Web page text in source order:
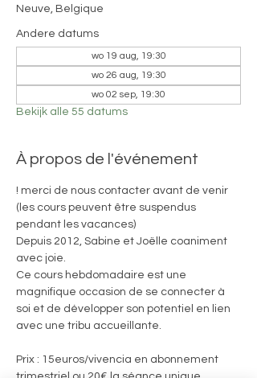
Neuve, Belgique
Andere datums
wo 19 aug, 19:30
wo 26 aug, 19:30
wo 02 sep, 19:30
Bekijk alle 55 datums
À propos de l'événement
! merci de nous contacter avant de venir
(les cours peuvent être suspendus
pendant les vacances)
Depuis 2012, Sabine et Joëlle coaniment
avec joie.
Ce cours hebdomadaire est une
magnifique occasion de se connecter à
soi et de développer son potentiel en lien
avec une tribu accueillante.
Prix : 15euros/vivencia en abonnement